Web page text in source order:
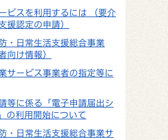
ビスを利用するには （要介
援認定の申請）
・日常生活支援総合事業
向け情報）
サービス事業者の指定等に
等に係る「電子申請届出シ
の利用開始について
・日常生活支援総合事業サ